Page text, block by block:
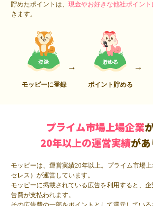
貯めたポイントは、現金やお好きな他社ポイン
きます。
モッピーに登録 ポイント貯める
プライム市場上場企業
20年以上の運営実績が
モッピーは、運営実績20年以上。プライム市場
セレス）が運営しています。
モッピーに掲載されている広告を利用すると、
告費が支払われます。